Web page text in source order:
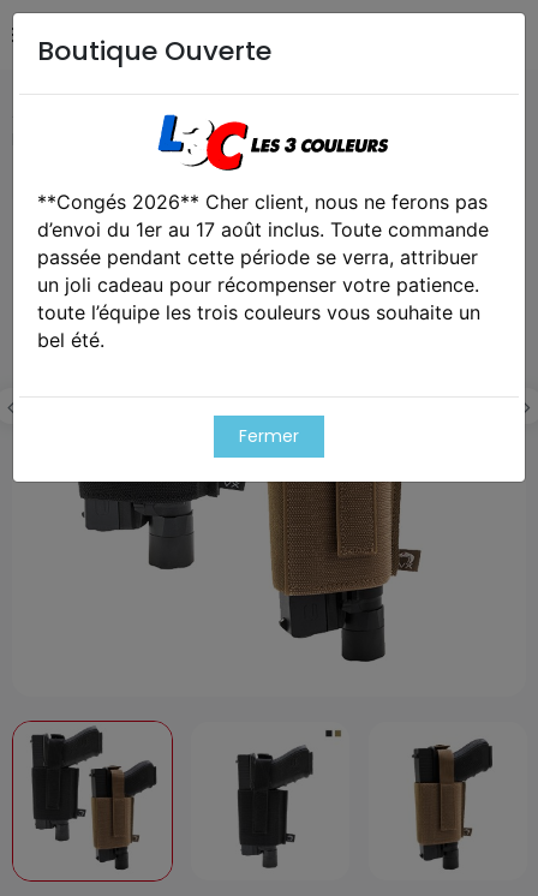
Airsoft / Paintball
Holster velcro ambidextre vx pistol sleeve viper
Exclusivité web !
Boutique Ouverte
**Congés 2026** Cher client, nous ne ferons pas
d’envoi du 1er au 17 août inclus. Toute commande
passée pendant cette période se verra, attribuer
un joli cadeau pour récompenser votre patience.
toute l’équipe les trois couleurs vous souhaite un
bel été.
Fermer